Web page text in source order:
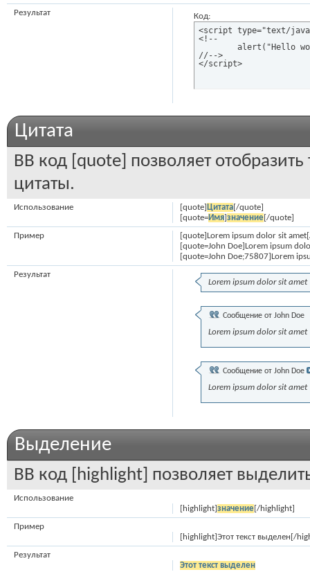
Код:
<script type="text/
<!--
//-->
</script>
Результат
Цитата
BB код [quote] позволяет
цитаты.
[quote] Цитата[/quote]
[quote=Имя]значение[/quote]
Использование
[quote]Lorem ipsum dolor sit
[quote=John Doe]Lorem ipsum
[quote=John Doe;75807]Lorem
Пример
Lorem ipsum dolor sit amet
Сообщение от John Doe
Lorem ipsum dolor sit amet
Сообщение от John Doe
Lorem ipsum dolor sit amet
Результат
Выделение
BB код [highlight] позволяет
Использование
[highlight]значение[/highlight]
Пример
[highlight]Этот текст выделен[/
Результат
Этот текст выделен